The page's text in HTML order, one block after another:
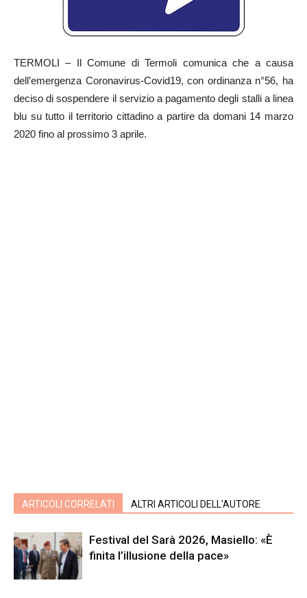
TERMOLI – Il Comune di Termoli comunica che a causa
dell’emergenza Coronavirus-Covid19, con ordinanza n°56, ha
deciso di sospendere il servizio a pagamento degli stalli a linea
blu su tutto il territorio cittadino a partire da domani 14 marzo
2020 fino al prossimo 3 aprile.
ARTICOLI CORRELATI ALTRI ARTICOLI DELL'AUTORE
Festival del Sarà 2026, Masiello: «È
finita l’illusione della pace»